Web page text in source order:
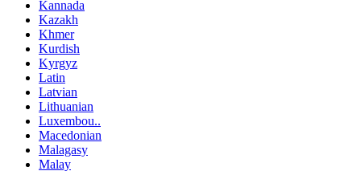
Kannada
Kazakh
Khmer
Kurdish
Kyrgyz
Latin
Latvian
Lithuanian
Luxembou..
Macedonian
Malagasy
Malay